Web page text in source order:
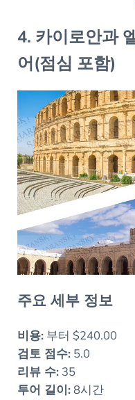
4. 카이로안과
어(점심 포함)
주요 세부 정보
비용:부터 $240.00
검토 점수:5.0
리뷰 수:35
투어 길이:8시간